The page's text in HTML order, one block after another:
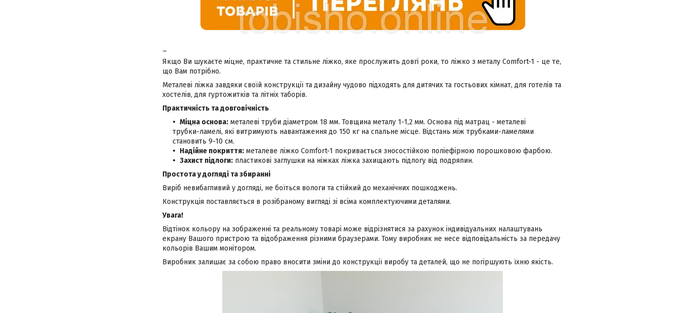
Якщо Ви шукаєте міцне, практичне та стильне ліжко, яке прослужить довгі роки, то ліжко з металу Comfort-1 - це те,
що Вам потрібно.
Металеві ліжка завдяки своїй конструкції та дизайну чудово підходять для дитячих та гостьових кімнат, для готелів та
хостелів, для гуртожитків та літніх таборів.
Практичність та довговічність
Міцна основа: металеві труби діаметром 18 мм. Товщина металу 1-1,2 мм. Основа під матрац - металеві
трубки-ламелі, які витримують навантаження до 150 кг на спальне місце. Відстань між трубками-ламелями
становить 9-10 см.
Надійне покриття: металеве ліжко Comfort-1 покривається зносостійкою поліефірною порошковою фарбою.
Захист підлоги: пластикові заглушки на ніжках ліжка захищають підлогу від подряпин.
Простота у догляді та збиранні
Виріб невибагливий у догляді, не боїться вологи та стійкий до механічних пошкоджень.
Конструкція поставляється в розібраному вигляді зі всіма комплектуючими деталями.
Увага!
Відтінок кольору на зображенні та реальному товарі може відрізнятися за рахунок індивідуальних налаштувань
екрану Вашого пристрою та відображення різними браузерами. Тому виробник не несе відповідальність за передачу
кольорів Вашим монітором.
Виробник залишає за собою право вносити зміни до конструкції виробу та деталей, що не погіршують їхню якість.